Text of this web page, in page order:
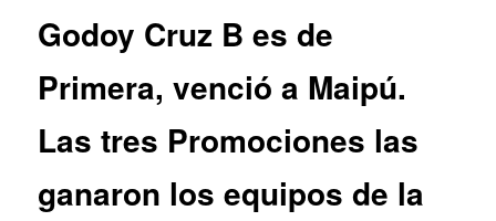
Godoy Cruz B es de
Primera, venció a Maipú.
Las tres Promociones las
ganaron los equipos de la